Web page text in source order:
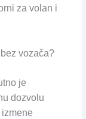
za volan i
vozača?
je
dozvolu